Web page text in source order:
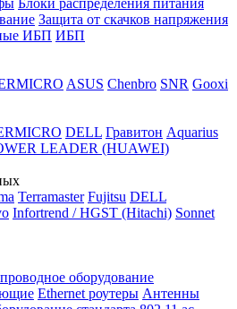
Блоки распределения питания
Защита от скачков напряжения
ИБП ИБП
ASUS Chenbro SNR Gooxi
DELL Гравитон Aquarius
LEADER (HUAWEI)
Terramaster Fujitsu DELL
Infortrend / HGST (Hitachi) Sonnet
оборудование
Ethernet роутеры Антенны